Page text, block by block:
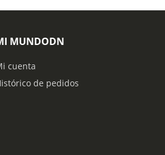
MUNDODN
cuenta
de pedidos